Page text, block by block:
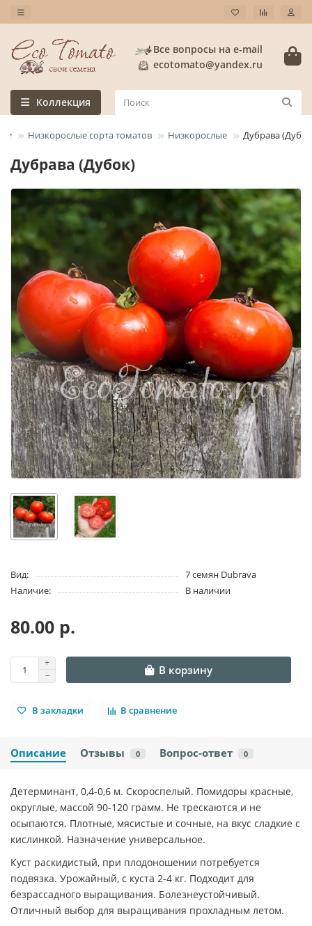
Все вопросы на e-mail
ecotomato@yandex.ru
Коллекция
Низкорослые сорта томатов Низкорослые Дубрава
Дубрава (Дубок)
Вид:
7 семян Dubrava
Наличие:
В наличии
80.00 р.
В корзину
В закладки В сравнение
Описание Отзывы 0 Вопрос-ответ 0
Детерминант, 0,4-0,6 м. Скороспелый. Помидоры красные,
округлые, массой 90-120 грамм. Не трескаются и не
осыпаются. Плотные, мясистые и сочные, на вкус сладкие с
кислинкой. Назначение универсальное.
Куст раскидистый, при плодоношении потребуется
подвязка. Урожайный, с куста 2-4 кг. Подходит для
безрассадного выращивания. Болезнеустойчивый.
Отличный выбор для выращивания прохладным летом.